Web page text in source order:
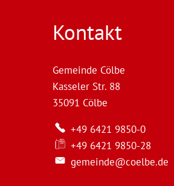
Kontakt
Gemeinde Cölbe
Kasseler Str. 88
35091 Cölbe
+49 6421 9850-0
+49 6421 9850-28
gemeinde@coelbe.de